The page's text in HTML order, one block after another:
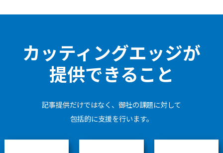
カッティングエッジが
提供できること
記事提供だけではなく、御社の課題に対して
包括的に支援を行います。